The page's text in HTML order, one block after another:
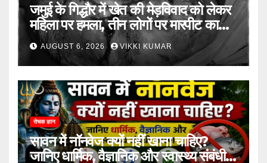
जमुई के गिद्धौर में खेत की मेड़विवाद को लेकर
महिला पर हमला, तीन लोगों पर मारपीट का
आरोप
AUGUST 6, 2026 VIKKI KUMAR
रोचक ज्ञान
सावन में नॉनवेज क्यों नहीं खाना चाहिए?
जानिए धार्मिक, वैज्ञानिक और स्वास्थ्य संबंधी